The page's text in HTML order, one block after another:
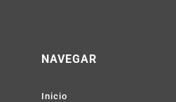
NAVEGAR
Inicio